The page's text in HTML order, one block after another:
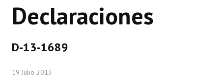
CONCEJO
Declaraciones
D-13-1689
19 Julio 2013